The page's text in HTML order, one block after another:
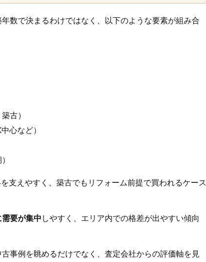
数で決まるわけではなく、以下のような要素が組み合
古）
心など）
支えやすく、築古でもリフォーム前提で買われるケース
要が集中 しやすく、エリア内での格差が出やすい傾向
事例を眺めるだけでなく、査定会社からの評価軸を見